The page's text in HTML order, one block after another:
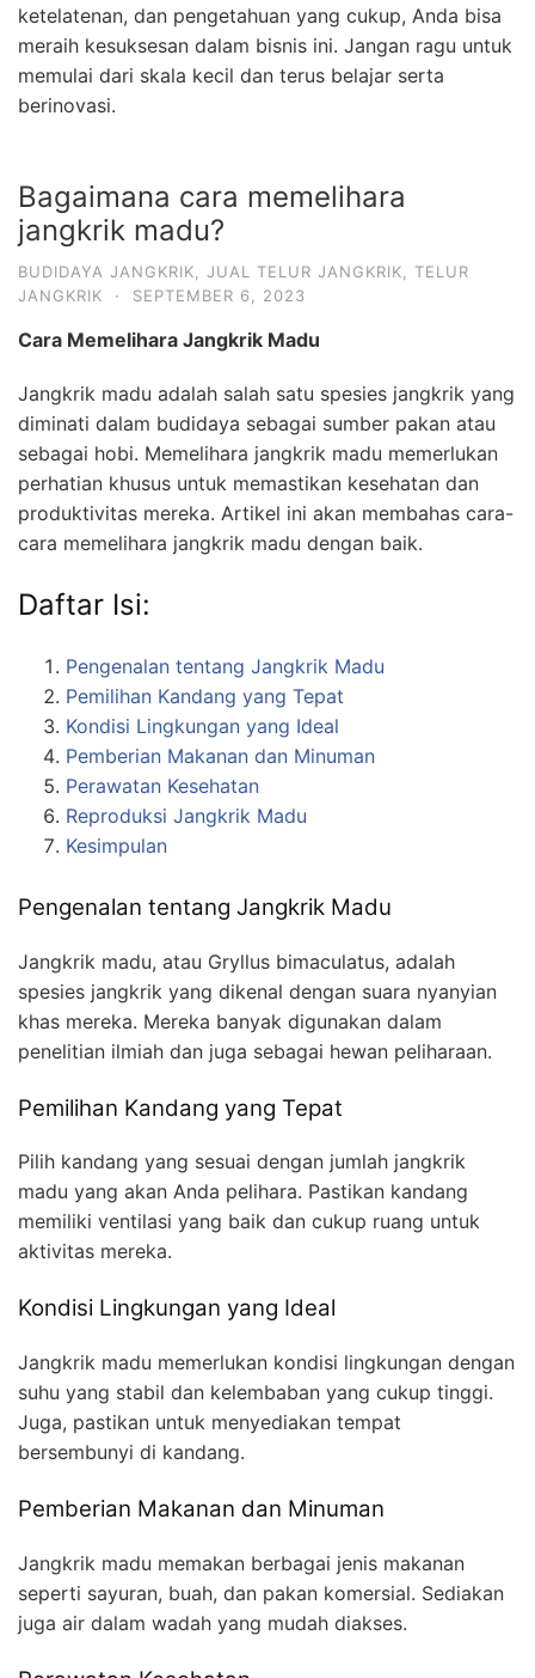
ketelatenan, dan pengetahuan yang cukup, Anda bisa
meraih kesuksesan dalam bisnis ini. Jangan ragu untuk
memulai dari skala kecil dan terus belajar serta
berinovasi.
Bagaimana cara memelihara
jangkrik madu?
BUDIDAYA JANGKRIK JUAL TELUR JANGKRIK
TELUR
JANGKRIK
· SEPTEMBER 6, 2023
Cara Memelihara Jangkrik Madu
Jangkrik madu adalah salah satu spesies jangkrik yang
diminati dalam budidaya sebagai sumber pakan atau
sebagai hobi. Memelihara jangkrik madu memerlukan
perhatian khusus untuk memastikan kesehatan dan
produktivitas mereka. Artikel ini akan membahas cara-
cara memelihara jangkrik madu dengan baik.
Daftar Isi:
Pengenalan tentang Jangkrik Madu
Pemilihan Kandang yang Tepat
Kondisi Lingkungan yang Ideal
Pemberian Makanan dan Minuman
Perawatan Kesehatan
Reproduksi Jangkrik Madu
Kesimpulan
Pengenalan tentang Jangkrik Madu
Jangkrik madu, atau Gryllus bimaculatus, adalah
spesies jangkrik yang dikenal dengan suara nyanyian
khas mereka. Mereka banyak digunakan dalam
penelitian ilmiah dan juga sebagai hewan peliharaan.
Pemilihan Kandang yang Tepat
Pilih kandang yang sesuai dengan jumlah jangkrik
madu yang akan Anda pelihara. Pastikan kandang
memiliki ventilasi yang baik dan cukup ruang untuk
aktivitas mereka.
Kondisi Lingkungan yang Ideal
Jangkrik madu memerlukan kondisi lingkungan dengan
suhu yang stabil dan kelembaban yang cukup tinggi.
Juga, pastikan untuk menyediakan tempat
bersembunyi di kandang.
Pemberian Makanan dan Minuman
Jangkrik madu memakan berbagai jenis makanan
seperti sayuran, buah, dan pakan komersial. Sediakan
juga air dalam wadah yang mudah diakses.